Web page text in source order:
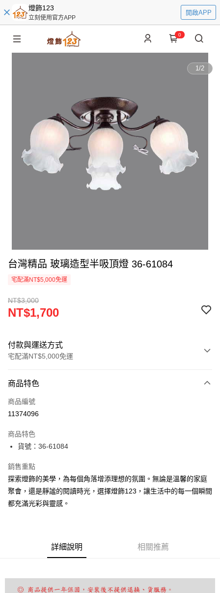
燈飾123
立刻使用官方APP
開啟APP
0
1/2
台灣精品 玻璃造型半吸頂燈 36-61084
宅配滿NT$5,000免運
NT$3,000
NT$1,700
付款與運送方式
宅配滿NT$5,000免運
信用卡一次付款
LINE Pay
街口支付
悠遊付
Google Pay
全盈+PAY
AFTEE先享後付是「在收到商品之後才付款」的支付方式。 讓您購物簡單
宅配
商品特色
商品編號
11374096
商品特色
貨號：36-61084
銷售重點
探索燈飾的美學，為每個角落增添理想的氛圍。無論是溫馨的家庭
聚會，還是靜謐的閱讀時光，選擇燈飾123，讓生活中的每一個瞬間
都充滿光彩與靈感。
詳細說明 相關推薦